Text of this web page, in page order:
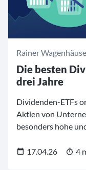
Rainer
Die besten
drei Jahre
Dividenden-ETFs
Aktien von
besonders hohe
erfolgreichsten
17.04.26 4